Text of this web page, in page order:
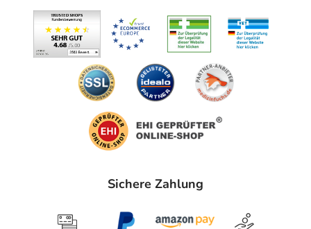
Sichere Zahlung